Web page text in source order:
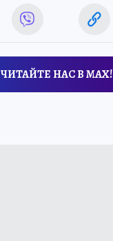
ЧИТАЙТЕ НАС В МАХ!